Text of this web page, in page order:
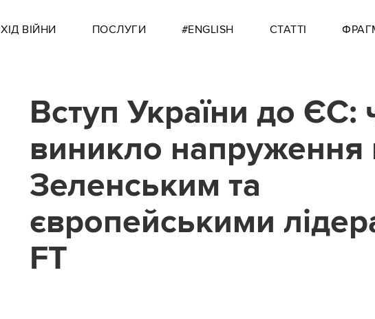
ХІД ВІЙНИ ПОСЛУГИ #ENGLISH СТАТТІ
Вступ України до ЄС:
виникло напруження
Зеленським та
європейськими
FT